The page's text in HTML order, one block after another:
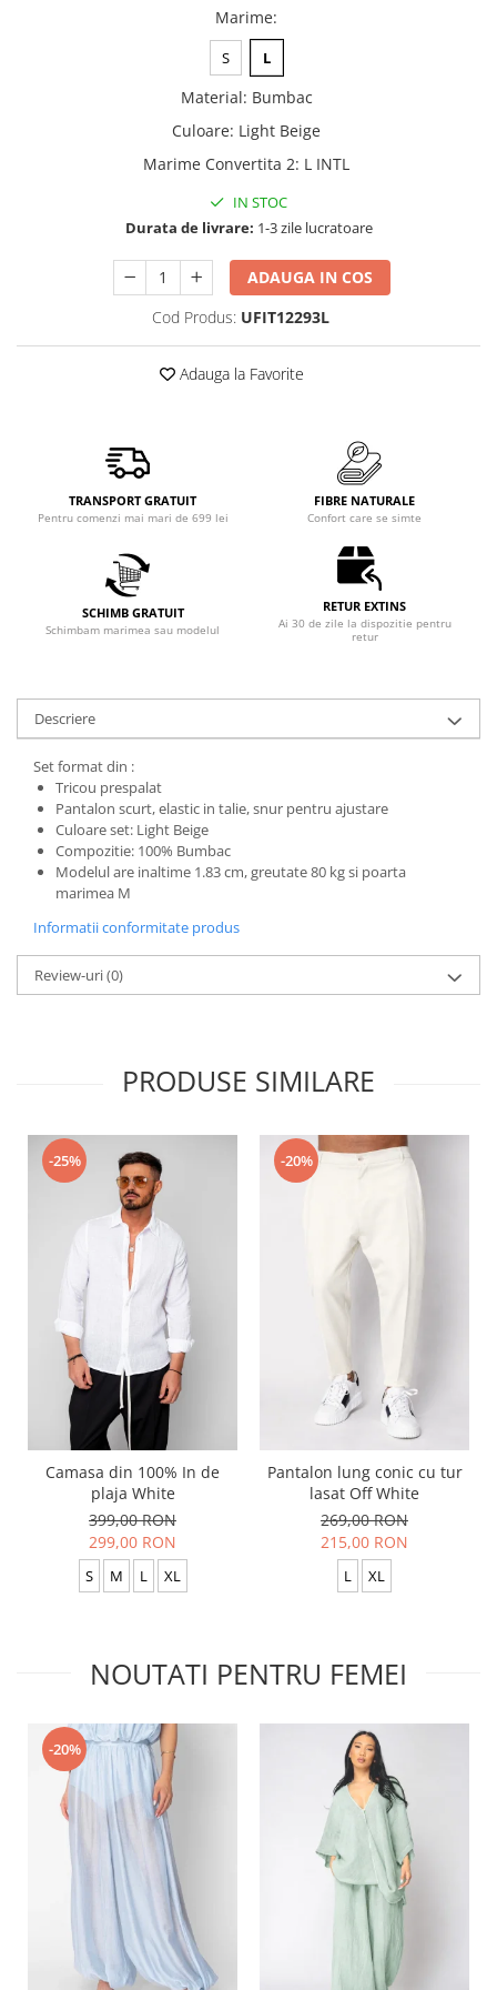
Marime:
S L
Material: Bumbac
Culoare: Light Beige
Marime Convertita 2: L INTL
IN STOC
Durata de livrare: 1-3 zile lucratoare
ADAUGA IN COS
Cod Produs: UFIT12293L
Adauga la Favorite
TRANSPORT GRATUIT
Pentru comenzi mai mari de 699 lei
FIBRE NATURALE
Confort care se simte
SCHIMB GRATUIT
Schimbam marimea sau modelul
RETUR EXTINS
Ai 30 de zile la dispozitie pentru
retur
Descriere
Set format din :
Tricou prespalat
Pantalon scurt, elastic in talie, snur pentru ajustare
Culoare set: Light Beige
Compozitie: 100% Bumbac
Modelul are inaltime 1.83 cm, greutate 80 kg si poarta
marimea M
Informatii conformitate produs
Review-uri(0)
PRODUSE SIMILARE
-25%
Camasa din 100% In de
plaja White
399,00 RON
299,00 RON
S M L XL
-20%
Pantalon lung conic cu tur
lasat Off White
269,00 RON
215,00 RON
L XL
NOUTATI PENTRU FEMEI
-20%